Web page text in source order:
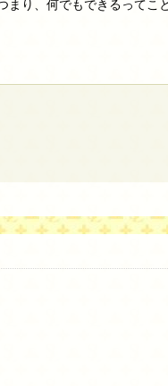
り、何でもできるってこ